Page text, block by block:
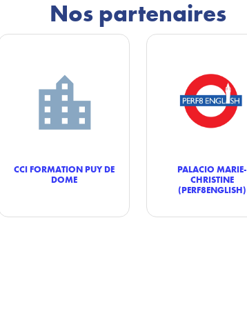
Nos partenaires
CCI FORMATION PUY DE
DOME
PALACIO MARIE-
CHRISTINE
(PERF8ENGLISH)